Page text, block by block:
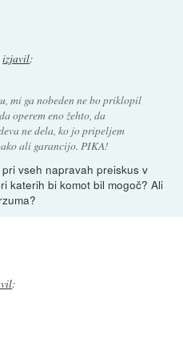
izjavil:
mi ga nobeden ne bo priklopil
operem eno žehto, da
ne dela, ko jo pripeljem
ali garancijo. PIKA!
vseh napravah preiskus v
katerih bi komot bil mogoč? Ali
: